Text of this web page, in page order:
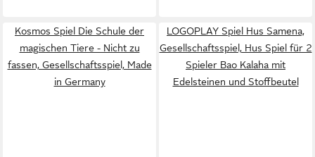
Kosmos Spiel Die Schule der
magischen Tiere - Nicht zu
fassen, Gesellschaftsspiel, Made
in Germany
LOGOPLAY Spiel Hus Samena,
Gesellschaftsspiel, Hus Spiel für 2
Spieler Bao Kalaha mit
Edelsteinen und Stoffbeutel